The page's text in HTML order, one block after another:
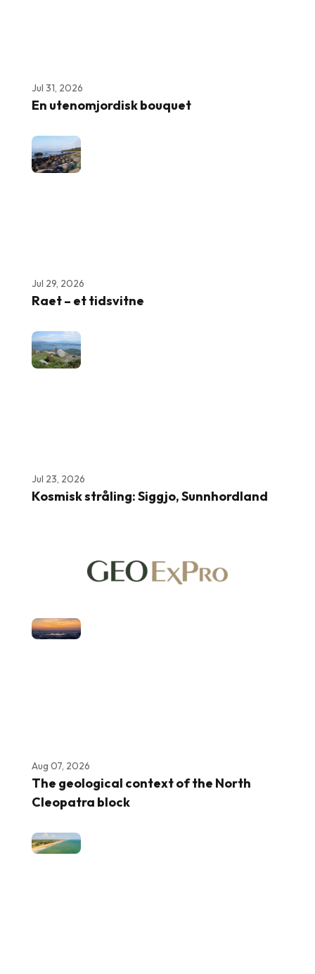
Jul 31, 2026
En utenomjordisk bouquet
Jul 29, 2026
Raet – et tidsvitne
Jul 23, 2026
Kosmisk stråling: Siggjo, Sunnhordland
Aug 07, 2026
The geological context of the North
Cleopatra block